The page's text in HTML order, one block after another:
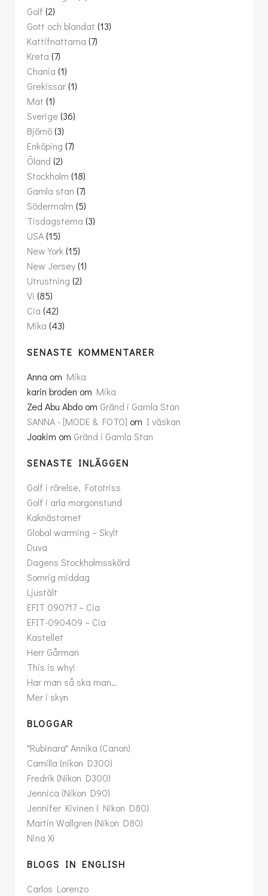
Golf (2)
Gott och blandat (13)
Kattifnattarna (7)
Kreta (7)
Chania (1)
Grekissar(1)
Mat (1)
Sverige(36)
Björnö(3)
Enköping (7)
Öland (2)
Stockholm (18)
Gamla stan (7)
Södermalm (5)
Tisdagstema (3)
USA(15)
New York(15)
New Jersey(1)
Utrustning (2)
Vi (85)
Cia (42)
Mika (43)
SENASTE KOMMENTARER
Anna om Mika
karin broden om Mika
Zed Abu Abdo om Gränd i Gamla Stan
SANNA - [MODE & FOTO] om I väskan
Joakim om Gränd i Gamla Stan
SENASTE INLÄGGEN
Golf i rörelse, Fototriss
Golf i arla morgonstund
Kaknästornet
Global warming – Skylt
Duva
Dagens Stockholmsskörd
Somrig middag
Ljustält
EFIT 090717 – Cia
EFIT-090409 – Cia
Kastellet
Herr Gårman
This is why!
Har man så ska man…
Mer i skyn
BLOGGAR
"Rubinara" Annika (Canon)
Camilla (nikon D300)
Fredrik (Nikon D300)
Jennica (Nikon D90)
Jennifer Kivinen ( Nikon D80)
Martin Wallgren (Nikon D80)
Nina Xi
BLOGS IN ENGLISH
Carlos Lorenzo